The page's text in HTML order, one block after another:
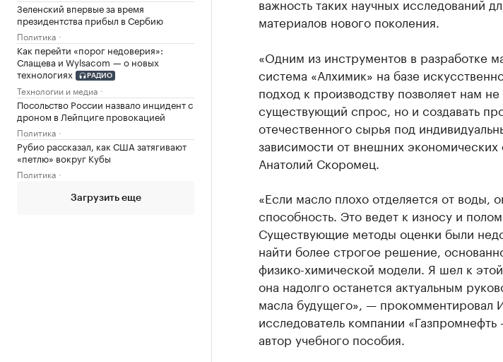
Зеленский впервые за время
президентства прибыл в Сербию
Политика
Как перейти «порог недоверия»:
Слащева и Wylsacom — о новых
технологиях
РАДИО
Технологии и медиа
Посольство России назвало инцидент с
дроном в Лейпциге провокацией
Политика
Рубио рассказал, как США затягивают
«петлю» вокруг Кубы
Политика
Загрузить еще
материалов нового поколения.
«Одним из инструментов в разработке
система «Алхимик» на базе
подход к производству позволяет нам
существующий спрос, но и создавать
отечественного сырья под
зависимости от внешних
Анатолий Скоромец.
«Если масло плохо отделяется от воды,
способность. Это ведет к износу и
Существующие методы оценки были
найти более строгое решение,
физико-химической модели. Я шел к
она надолго останется актуальным
масла будущего», — прокомментировал
исследователь компании
автор учебного пособия.